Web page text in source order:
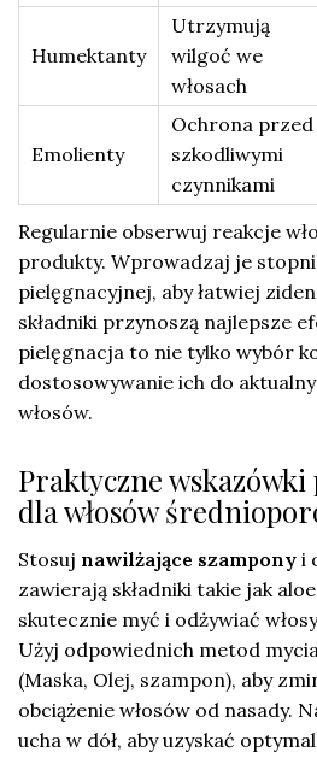
Humektanty
Utrzymują
wilgoć we
włosach
Emolienty
Ochrona przed
szkodliwymi
czynnikami
Regularnie obserwuj reakcje
produkty. Wprowadzaj je
pielęgnacyjnej, aby łatwiej
składniki przynoszą najlepsze
pielęgnacja to nie tylko wybór
dostosowywanie ich do
włosów.
Praktyczne
dla włosów
Stosuj nawilżające szampony i
zawierają składniki takie jak
skutecznie myć i odżywiać
Użyj odpowiednich metod
(Maska, Olej, szampon), aby
obciążenie włosów od nasady.
ucha w dół, aby uzyskać